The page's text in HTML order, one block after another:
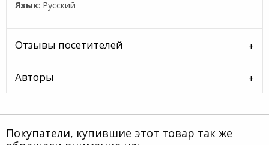
Язык: Русский
Отзывы посетителей
Авторы
Покупатели, купившие этот товар так же